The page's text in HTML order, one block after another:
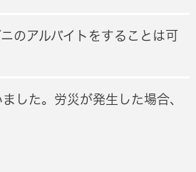
のアルバイトをすることは可
した。労災が発生した場合、